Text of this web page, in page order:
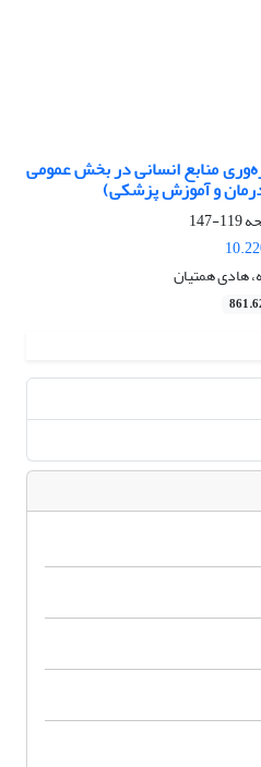
منابع انسانی در بخش عمومی
و آموزش پزشکی)
119-147
هادی همتیان